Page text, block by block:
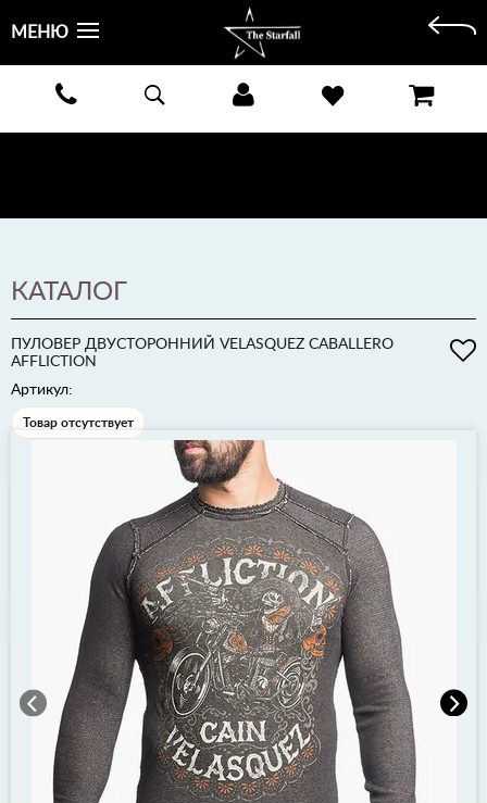
БЕСПЛАТНАЯ ДОСТАВКА КУРЬЕРОМ ИЛИ ПОЧТОЙ ПО ВСЕЙ РОССИИ! ОПЛАТА ПРИ ПОЛУЧЕНИИ
ПОДРОБНЕЕ >
МЕНЮ
КАТАЛОГ
ПУЛОВЕР ДВУСТОРОННИЙ VELASQUEZ CABALLERO
AFFLICTION
Артикул:
Товар отсутствует